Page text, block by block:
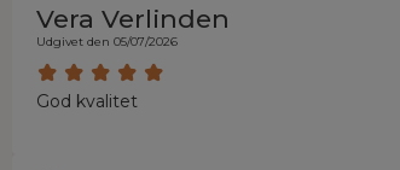
Vera Verlinden
Udgivet den 05/07/2026
God kvalitet